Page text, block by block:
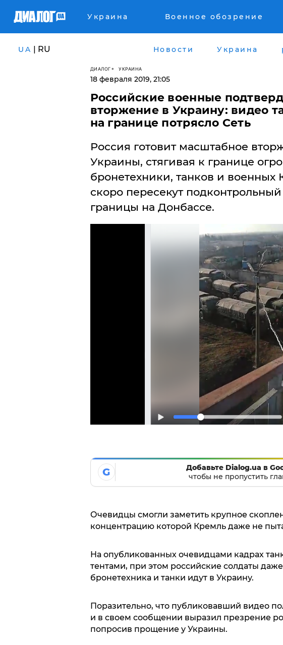
Украина Военное обозрение
UA | RU Новости Украина
ДИАЛОГ УКРАИНА
18 февраля 2019, 21:05
Российские военные
вторжение в Украину: видео
на границе потрясло Сеть
​Россия готовит масштабное
Украины, стягивая к границе
бронетехники, танков и военных
скоро пересекут
границы на Донбассе.
G
Добавьте Dialog.ua в
чтобы не пропустить
Очевидцы смогли заметить крупное
концентрацию которой Кремль даже не
На опубликованных очевидцами кадрах
тентами, при этом российские солдаты
бронетехника и танки идут в Украину.
Поразительно, что публиковавший видео
и в своем сообщении выразил презрение
попросив прощение у Украины.